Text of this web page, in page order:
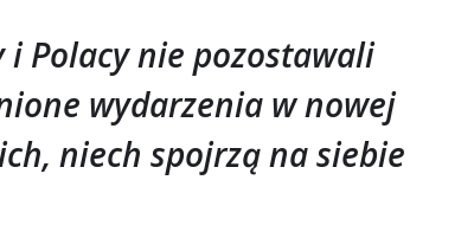
Polacy nie pozostawali
wydarzenia w nowej
niech spojrzą na siebie